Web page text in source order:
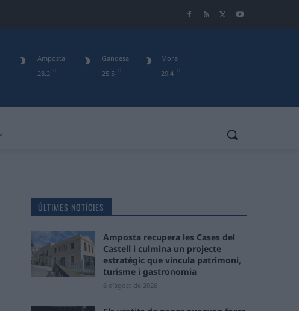
28.2 C
Amposta
25.5 C
Gandesa
29.4 C
Mora
ÚLTIMES NOTÍCIES
Amposta recupera les Cases del
Castell i culmina un projecte
estratègic que vincula patrimoni,
turisme i gastronomia
6 d'agost de 2026